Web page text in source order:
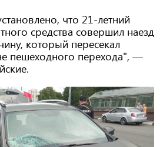
что 21-летний
средства совершил наезд
который пересекал
пешеходного перехода", —